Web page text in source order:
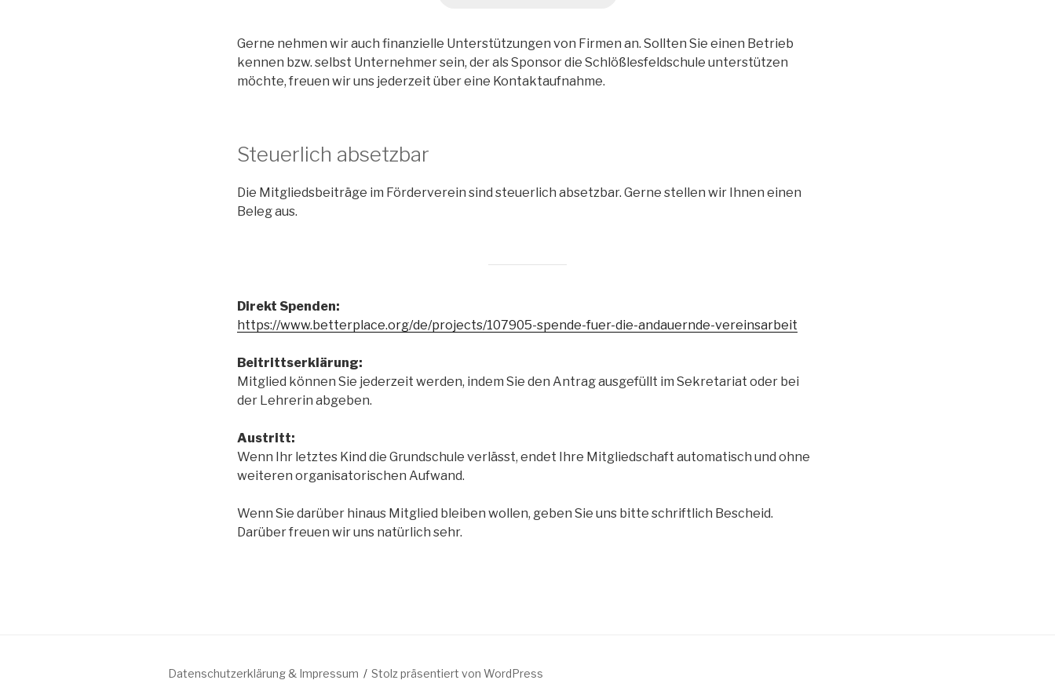
Gerne nehmen wir auch finanzielle Unterstützungen von Firmen an. Sollten Sie einen Betrieb
kennen bzw. selbst Unternehmer sein, der als Sponsor die Schlößlesfeldschule unterstützen
möchte, freuen wir uns jederzeit über eine Kontaktaufnahme.
Steuerlich absetzbar
Die Mitgliedsbeiträge im Förderverein sind steuerlich absetzbar. Gerne stellen wir Ihnen einen
Beleg aus.
Direkt Spenden:
https://www.betterplace.org/de/projects/107905-spende-fuer-die-andauernde-vereinsarbeit
Beitrittserklärung:
Mitglied können Sie jederzeit werden, indem Sie den Antrag ausgefüllt im Sekretariat oder bei
der Lehrerin abgeben.
Austritt:
Wenn Ihr letztes Kind die Grundschule verlässt, endet Ihre Mitgliedschaft automatisch und ohne
weiteren organisatorischen Aufwand.
Wenn Sie darüber hinaus Mitglied bleiben wollen, geben Sie uns bitte schriftlich Bescheid.
Darüber freuen wir uns natürlich sehr.
Datenschutzerklärung & Impressum Stolz präsentiert von WordPress